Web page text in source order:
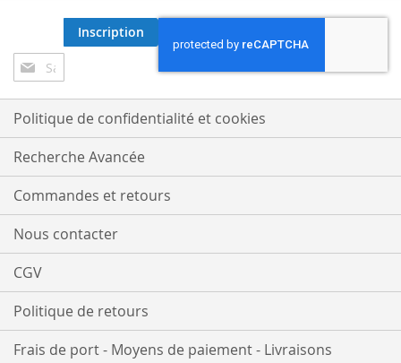
Inscription
à
notre
lettre
d’information
:
Inscription
Politique de confidentialité et cookies
Recherche Avancée
Commandes et retours
Nous contacter
CGV
Politique de retours
Frais de port - Moyens de paiement - Livraisons